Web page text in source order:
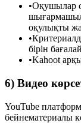
•Оқушылар
оқулықты
•
бірін
•Kahoot
6) Видео
YouTube
бейнематериалы